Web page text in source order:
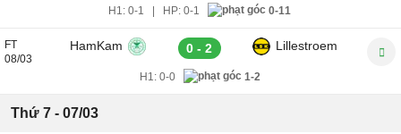
H1: 0-1 HP: 0-1 0-11
FT
08/03
HamKam 0 - 2 Lillestroem
H1:0-0 1-2
Thứ 7 - 07/03